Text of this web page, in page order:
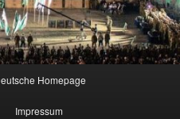
Homepage
Impressum